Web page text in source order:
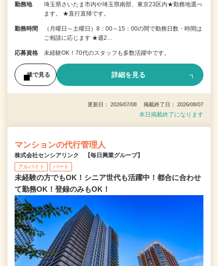
勤務地
埼玉県さいたま市内や埼玉県南部、東京23区内★勤務地選べ
ます。 ★直行直帰です。
勤務時間
（月曜日～土曜日）8：00～15：00の間で勤務日数・時間は
ご相談に応じます ★週2…
応募資格 未経験OK！70代のスタッフも多数活躍中です。
後で見る 詳細を見る
更新日： 2026/07/08 掲載終了日： 2026/08/07
本日掲載終了になります
マンションの代行管理人
株式会社センシアリンク 【毎日興業グループ】
アルバイト パート
未経験の方でもOK！シニア世代も活躍中！都合に合わせ
て勤務OK！登録のみもOK！